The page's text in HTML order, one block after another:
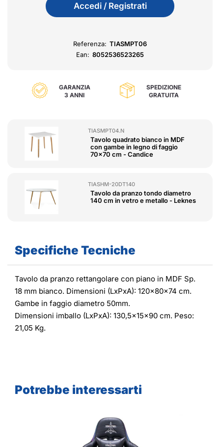
Accedi / Registrati
Referenza: TIASMPT06
Ean: 8052536523265
GARANZIA
3 ANNI
SPEDIZIONE
GRATUITA
TIASMPT04.N
Tavolo quadrato bianco in MDF
con gambe in legno di faggio
70x70 cm - Candice
TIASHM-20DT140
Tavolo da pranzo tondo diametro
140 cm in vetro e metallo - Leknes
Specifiche Tecniche
Tavolo da pranzo rettangolare con piano in MDF Sp.
18 mm bianco. Dimensioni (LxPxA): 120x80x74 cm.
Gambe in faggio diametro 50mm.
Dimensioni imballo (LxPxA): 130,5x15x90 cm. Peso:
21,05 Kg.
Potrebbe interessarti